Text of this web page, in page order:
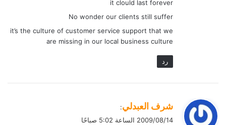
it clould last forever
No wonder our clients still suffer
it’s the culture of customer service support that we
are missing in our local business culture
رد
ي
ق
شرف العبدلي:
2009/08/14 الساعة 5:02 صباحًا